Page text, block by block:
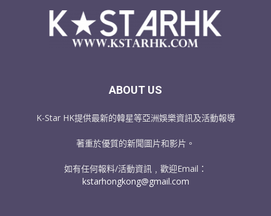
ABOUT US
K-Star HK提供最新的韓星等亞洲娛樂資訊及活動報導
著重於優質的新聞圖片和影片。
如有任何報料/活動資訊﹐歡迎Email：
kstarhongkong@gmail.com